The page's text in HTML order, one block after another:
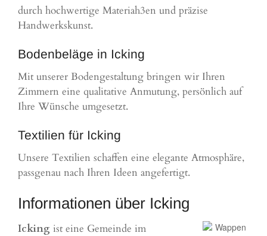
durch hochwertige Materiah3en und präzise
Handwerkskunst.
Bodenbeläge in Icking
Mit unserer Bodengestaltung bringen wir Ihren
Zimmern eine qualitative Anmutung, persönlich auf
Ihre Wünsche umgesetzt.
Textilien für Icking
Unsere Textilien schaffen eine elegante Atmosphäre,
passgenau nach Ihren Ideen angefertigt.
Informationen über Icking
Icking ist eine Gemeinde im